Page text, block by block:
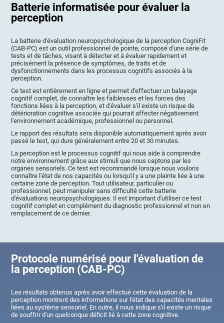
Batterie informatisée pour évaluer la
perception
La batterie d'évaluation neuropsychologique de la perception CogniFit
(CAB-PC) est un outil professionnel de pointe, composé d'une série de
tests et de tâches, visant à détecter et à évaluer rapidement et
précisément la présence de symptômes, de traits et de
dysfonctionnements dans les processus cognitifs associés à la
perception.
Ce test est entièrement en ligne et permet d'effectuer un balayage
cognitif complet, de connaître les faiblesses et les forces des
fonctions liées à la perception, et d'évaluer s'il existe un risque de
détérioration cognitive associée qui pourrait affecter négativement
l'environnement académique, professionnel ou personnel.
Le rapport des résultats sera disponible automatiquement après avoir
passé le test, qui dure généralement entre 20 et 30 minutes.
La perception est le processus cognitif qui nous aide à comprendre
notre environnement grâce aux stimuli que nous captons par les
organes sensoriels. Ce test est recommandé lorsque nous voulons
connaître l'état de nos capacités ou lorsqu'il y a une plainte liée à une
certaine zone de perception. Tout utilisateur, particulier ou
professionnel, peut manipuler sans difficulté cette batterie
d'évaluations neuropsychologiques. Il est important d'utiliser ce test
cognitif complet en complément du diagnostic professionnel et non en
remplacement de ce dernier.
Protocole numérisé pour l'évaluation de
la perception (CAB-PC)
Les résultats obtenus après avoir effectué cette évaluation de la
perception montrent des informations sur l'état des capacités mentales
liées au système sensoriel. En outre, il nous indique s'il existe un risque
de souffrir d'un quelconque déficit lié à cette zone cognitive.